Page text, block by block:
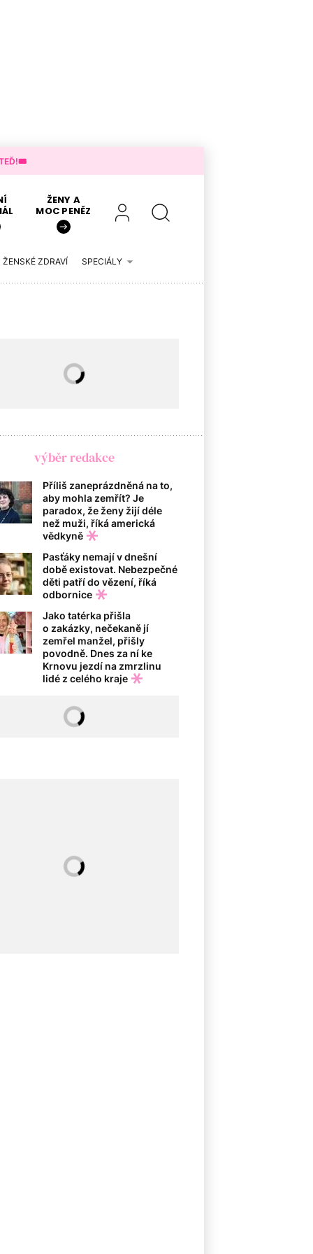
TEĎ!🎟️
ŽENY A
MOC PENĚZ
ŽENSKÉ ZDRAVÍ SPECIÁLY
výběr redakce
Příliš zaneprázdněná na to,
aby mohla zemřít? Je
paradox, že ženy žijí déle
než muži, říká americká
vědkyně
Pasťáky nemají v dnešní
době existovat. Nebezpečné
děti patří do vězení, říká
odbornice
Jako tatérka přišla
o zakázky, nečekaně jí
zemřel manžel, přišly
povodně. Dnes za ní ke
Krnovu jezdí na zmrzlinu
lidé z celého kraje